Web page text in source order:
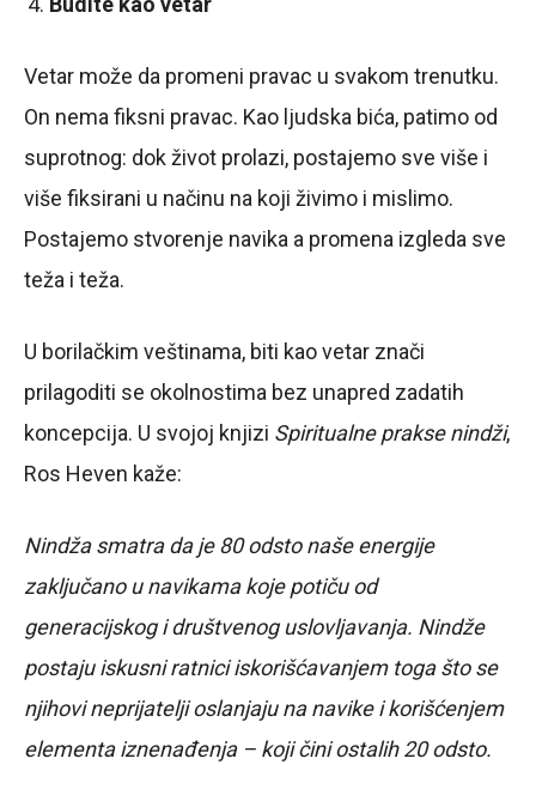
Vetar može da promeni pravac u svakom trenutku.
On nema fiksni pravac. Kao ljudska bića, patimo od
suprotnog: dok život prolazi, postajemo sve više i
više fiksirani u načinu na koji živimo i mislimo.
Postajemo stvorenje navika a promena izgleda sve
teža i teža.
U borilačkim veštinama, biti kao vetar znači
prilagoditi se okolnostima bez unapred zadatih
koncepcija. U svojoj knjizi Spiritualne prakse nindži,
Ros Heven kaže:
Nindža smatra da je 80 odsto naše energije
zaključano u navikama koje potiču od
generacijskog i društvenog uslovljavanja. Nindže
postaju iskusni ratnici iskorišćavanjem toga što se
njihovi neprijatelji oslanjaju na navike i korišćenjem
elementa iznenađenja – koji čini ostalih 20 odsto.